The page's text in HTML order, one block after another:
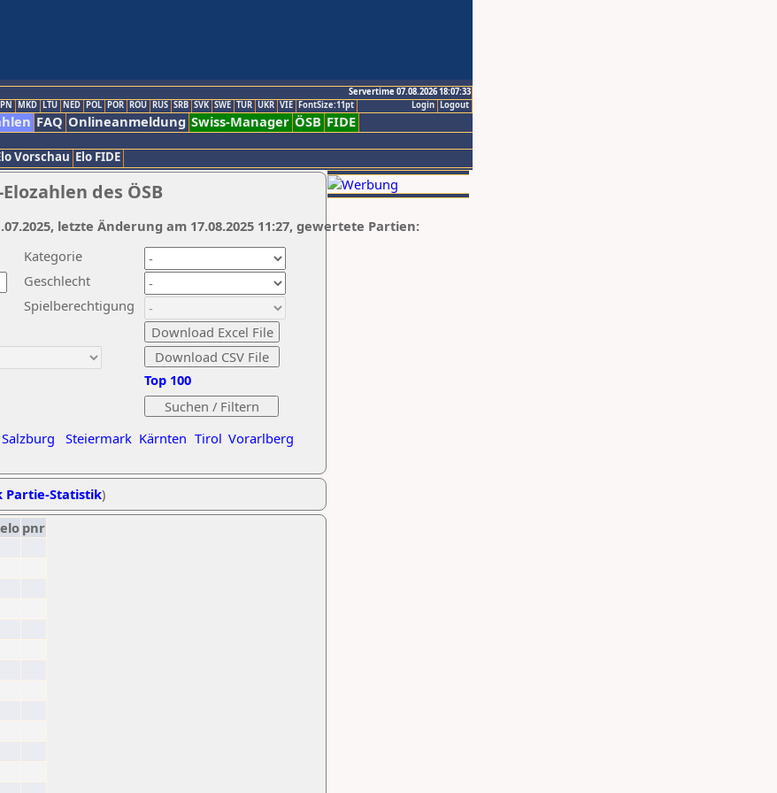
Servertime 07.08.2026 18:07:33
Logout
Login
MKD LTU NED POL POR ROU RUS SRB SVK SWE TUR UKR VIE FontSize:11pt
FAQ Onlineanmeldung Swiss-Manager ÖSB FIDE
Vorschau Elo FIDE
des ÖSB
Kategorie
Geschlecht
Spielberechtigung
Salzburg Steiermark Kärnten Tirol Vorarlberg
Top 100
letzte Änderung am 17.08.2025 11:27, gewertete Partien:
Partie-Statistik)
elo pnr